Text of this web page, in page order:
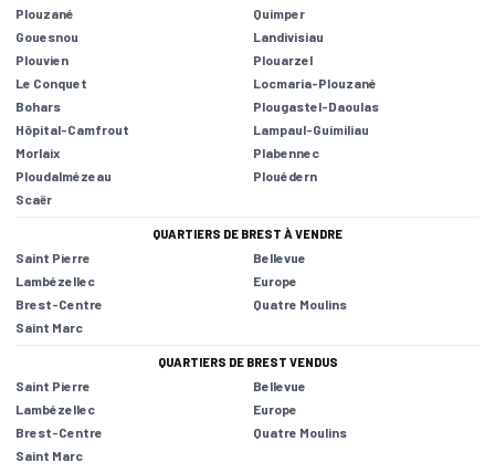
Plouzané
Quimper
Gouesnou
Landivisiau
Plouvien
Plouarzel
Le Conquet
Locmaria-Plouzané
Bohars
Plougastel-Daoulas
Hôpital-Camfrout
Lampaul-Guimiliau
Morlaix
Plabennec
Ploudalmézeau
Plouédern
Scaër
QUARTIERS DE BREST À VENDRE
Saint Pierre
Bellevue
Lambézellec
Europe
Brest-Centre
Quatre Moulins
Saint Marc
QUARTIERS DE BREST VENDUS
Saint Pierre
Bellevue
Lambézellec
Europe
Brest-Centre
Quatre Moulins
Saint Marc